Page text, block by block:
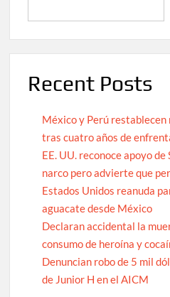
Recent Posts
México y Perú
tras cuatro años de
EE. UU. reconoce apoyo
narco pero advierte que
Estados Unidos reanuda
aguacate desde México
Declaran accidental la
consumo de heroína y
Denuncian robo de 5 mil
de Junior H en el AICM